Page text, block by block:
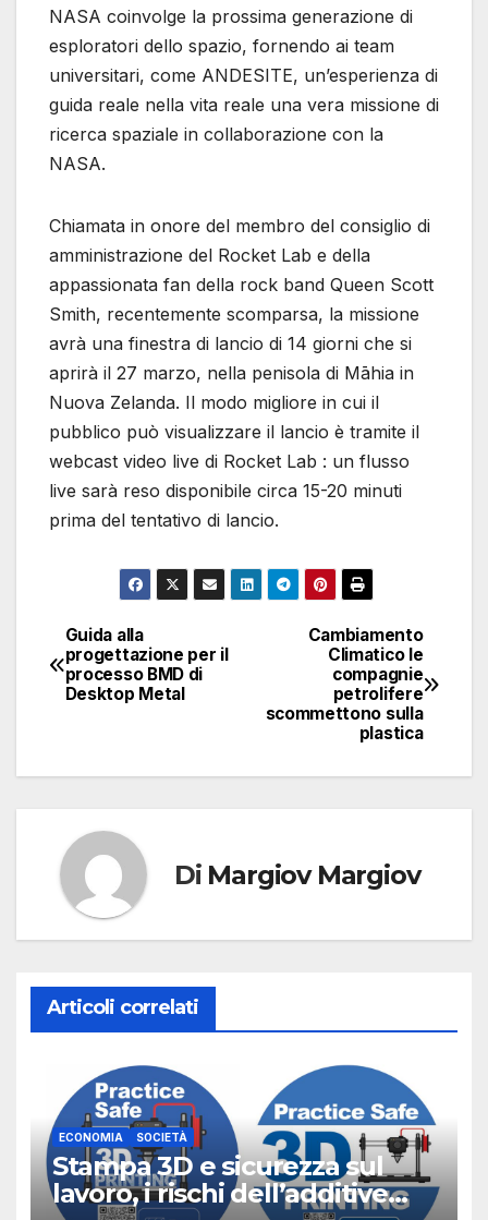
NASA coinvolge la prossima generazione di
esploratori dello spazio, fornendo ai team
universitari, come ANDESITE, un’esperienza di
guida reale nella vita reale una vera missione di
ricerca spaziale in collaborazione con la
NASA.
Chiamata in onore del membro del consiglio di
amministrazione del Rocket Lab e della
appassionata fan della rock band Queen Scott
Smith, recentemente scomparsa, la missione
avrà una finestra di lancio di 14 giorni che si
aprirà il 27 marzo, nella penisola di Māhia in
Nuova Zelanda. Il modo migliore in cui il
pubblico può visualizzare il lancio è tramite il
webcast video live di Rocket Lab : un flusso
live sarà reso disponibile circa 15-20 minuti
prima del tentativo di lancio.
Navigazione
articoli
Cambiamento
Climatico le
compagnie
petrolifere
scommettono sulla
plastica
Guida alla
progettazione per il
processo BMD di
Desktop Metal
Di Margiov Margiov
Articoli correlati
ECONOMIA SOCIETÀ
Stampa 3D e sicurezza sul
lavoro, i rischi dell’additive